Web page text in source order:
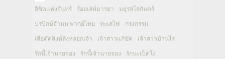
ลิขิตแห่งจันทร์ ร้อยเล่ห์มารยา มธุรสโลกันตร์
ปรปักษ์จำนน พากย์ไทย ทะเลไฟ กรงกรรม
เสือตัดสิงห์ลิงหลอกเจ้า เจ้าสาวแก้ขัด เจ้าสาวบ้านไร่
รักนี้เจ้านายจอง รักนี้เจ้านายจอง รักนะเป็ดโง่